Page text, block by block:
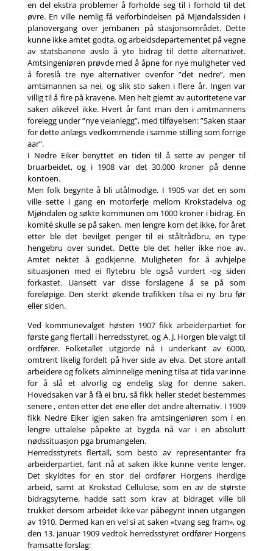
en del ekstra problemer å forholde seg til i forhold til det
øvre. En ville nemlig få veiforbindelsen på Mjøndalssiden i
planovergang over jernbanen på stasjonsområdet. Dette
kunne ikke amtet godta, og arbeidsdepartementet på vegne
av statsbanene avslo å yte bidrag til dette alternativet.
Amtsingeniøren prøvde med å åpne for nye muligheter ved
å foreslå tre nye alternativer ovenfor ”det nedre”, men
amtsmannen sa nei, og slik sto saken i flere år. Ingen var
villig til å fire på kravene. Men helt glemt av autoritetene var
saken alikevel ikke. Hvert år fant man den i amtmannens
forelegg under ”nye veianlegg”, med tilføyelsen: ”Saken staar
for dette anlægs vedkommende i samme stilling som forrige
aar”.
I Nedre Eiker benyttet en tiden til å sette av penger til
bruarbeidet, og i 1908 var det 30.000 kroner på denne
kontoen.
Men folk begynte å bli utålmodige. I 1905 var det en som
ville sette i gang en motorferje mellom Krokstadelva og
Mjøndalen og søkte kommunen om 1000 kroner i bidrag. En
komité skulle se på saken, men lengre kom det ikke, for året
etter ble det bevilget penger til ei ståltrådbru, en type
hengebru over sundet. Dette ble det heller ikke noe av.
Amtet nektet å godkjenne. Muligheten for å avhjelpe
situasjonen med ei flytebru ble også vurdert -og siden
forkastet. Uansett var disse forslagene å se på som
foreløpige. Den sterkt økende trafikken tilsa ei ny bru før
eller siden.
Ved kommunevalget høsten 1907 fikk arbeiderpartiet for
første gang flertall i herredsstyret, og A. J. Horgen ble valgt til
ordfører. Folketallet utgjorde nå i underkant av 6000,
omtrent likelig fordelt på hver side av elva. Det store antall
arbeidere og folkets alminnelige mening tilsa at tida var inne
for å slå et alvorlig og endelig slag for denne saken.
Hovedsaken var å få ei bru, så fikk heller stedet bestemmes
senere , enten etter det ene eller det andre alternativ. I 1909
fikk Nedre Eiker igjen saken fra amtsingeniøren som i en
lengre uttalelse påpekte at bygda nå var i en absolutt
nødssituasjon pga brumangelen.
Herredsstyrets flertall, som besto av representanter fra
arbeiderpartiet, fant nå at saken ikke kunne vente lenger.
Det skyldtes for en stor del ordfører Horgens iherdige
arbeid, samt at Krokstad Cellulose, som en av de største
bidragsyterne, hadde satt som krav at bidraget ville bli
trukket dersom arbeidet ikke var påbegynt innen utgangen
av 1910. Dermed kan en vel si at saken «tvang seg fram», og
den 13. januar 1909 vedtok herredsstyret ordfører Horgens
framsatte forslag: